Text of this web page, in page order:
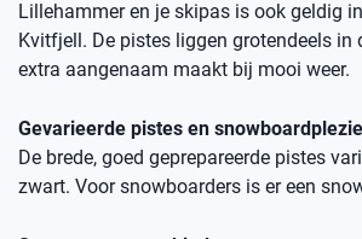
Lillehammer en je skipas is ook geldig
Kvitfjell. De pistes liggen grotendeels in
extra aangenaam maakt bij mooi weer.
Gevarieerde pistes en
De brede, goed geprepareerde pistes
zwart. Voor snowboarders is er een